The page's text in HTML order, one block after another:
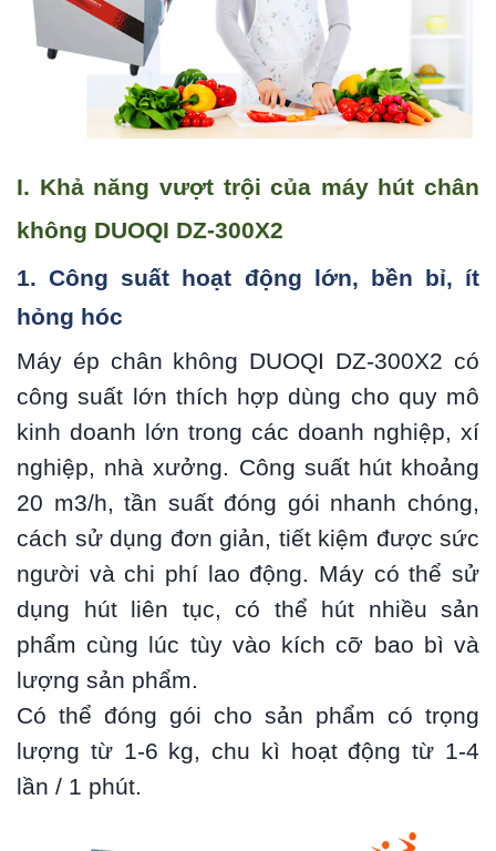
I. Khả năng vượt trội của máy hút chân
không DUOQI DZ-300X2
1. Công suất hoạt động lớn, bền bỉ, ít
hỏng hóc
Máy ép chân không DUOQI DZ-300X2 có
công suất lớn thích hợp dùng cho quy mô
kinh doanh lớn trong các doanh nghiệp, xí
nghiệp, nhà xưởng. Công suất hút khoảng
20 m3/h, tần suất đóng gói nhanh chóng,
cách sử dụng đơn giản, tiết kiệm được sức
người và chi phí lao động. Máy có thể sử
dụng hút liên tục, có thể hút nhiều sản
phẩm cùng lúc tùy vào kích cỡ bao bì và
lượng sản phẩm.
Có thể đóng gói cho sản phẩm có trọng
lượng từ 1-6 kg, chu kì hoạt động từ 1-4
lần / 1 phút.